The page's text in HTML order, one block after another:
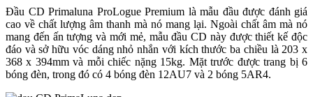
Đầu CD Primaluna ProLogue Premium là mẫu đầu được đánh giá
cao về chất lượng âm thanh mà nó mang lại. Ngoài chất âm mà nó
mang đến ấn tượng và mới mẻ, mẫu đầu CD này được thiết kế độc
đáo và sở hữu vóc dáng nhỏ nhắn với kích thước ba chiều là 203 x
368 x 394mm và mỗi chiếc nặng 15kg. Mặt trước được trang bị 6
bóng đèn, trong đó có 4 bóng đèn 12AU7 và 2 bóng 5AR4.